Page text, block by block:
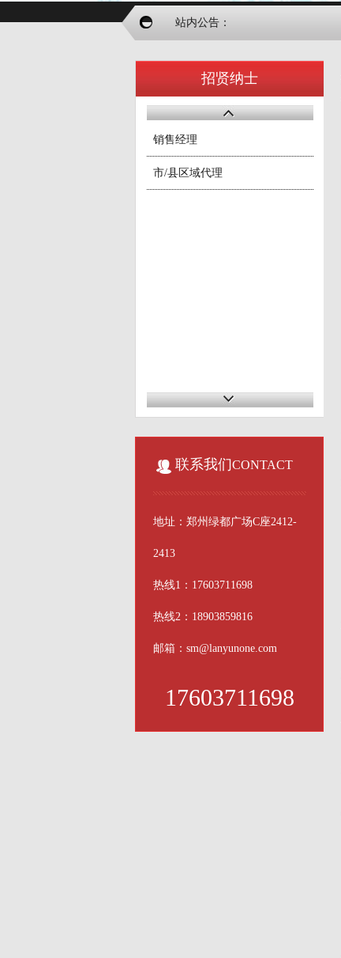
站内公告：
招贤纳士
销售经理
市/县区域代理
联系我们CONTACT
地址：郑州绿都广场C座2412-
2413
热线1：17603711698
热线2：18903859816
邮箱：sm@lanyunone.com
17603711698